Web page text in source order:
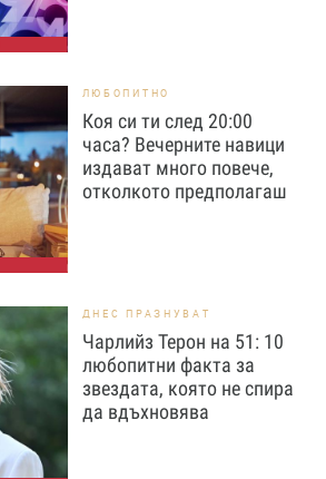
ЛЮБОПИТНО
Коя си ти след 20:00
часа? Вечерните навици
издават много повече,
отколкото предполагаш
ДНЕС ПРАЗНУВАТ
Чарлийз Терон на 51: 10
любопитни факта за
звездата, която не спира
да вдъхновява